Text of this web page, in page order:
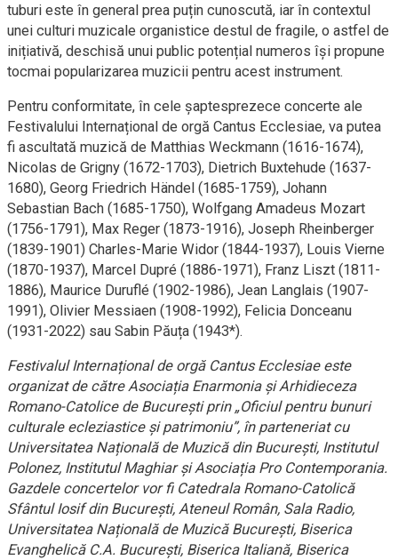
tuburi este în general prea puțin cunoscută, iar în contextul
unei culturi muzicale organistice destul de fragile, o astfel de
inițiativă, deschisă unui public potențial numeros își propune
tocmai popularizarea muzicii pentru acest instrument.
Pentru conformitate, în cele șaptesprezece concerte ale
Festivalului Internațional de orgă Cantus Ecclesiae, va putea
fi ascultată muzică de Matthias Weckmann (1616-1674),
Nicolas de Grigny (1672-1703), Dietrich Buxtehude (1637-
1680), Georg Friedrich Händel (1685-1759), Johann
Sebastian Bach (1685-1750), Wolfgang Amadeus Mozart
(1756-1791), Max Reger (1873-1916), Joseph Rheinberger
(1839-1901) Charles-Marie Widor (1844-1937), Louis Vierne
(1870-1937), Marcel Dupré (1886-1971), Franz Liszt (1811-
1886), Maurice Duruflé (1902-1986), Jean Langlais (1907-
1991), Olivier Messiaen (1908-1992), Felicia Donceanu
(1931-2022) sau Sabin Păuța (1943*).
Festivalul Internațional de orgă Cantus Ecclesiae este
organizat de către Asociația Enarmonia și Arhidieceza
Romano-Catolice de București prin „Oficiul pentru bunuri
culturale ecleziastice și patrimoniu”, în parteneriat cu
Universitatea Națională de Muzică din București, Institutul
Polonez, Institutul Maghiar și Asociația Pro Contemporania.
Gazdele concertelor vor fi Catedrala Romano-Catolică
Sfântul Iosif din București, Ateneul Român, Sala Radio,
Universitatea Națională de Muzică București, Biserica
Evanghelică C.A. București, Biserica Italiană, Biserica